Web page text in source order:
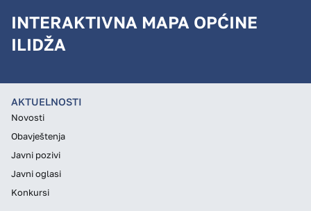
INTERAKTIVNA MAPA OPĆINE
ILIDŽA
AKTUELNOSTI
Novosti
Obavještenja
Javni pozivi
Javni oglasi
Konkursi